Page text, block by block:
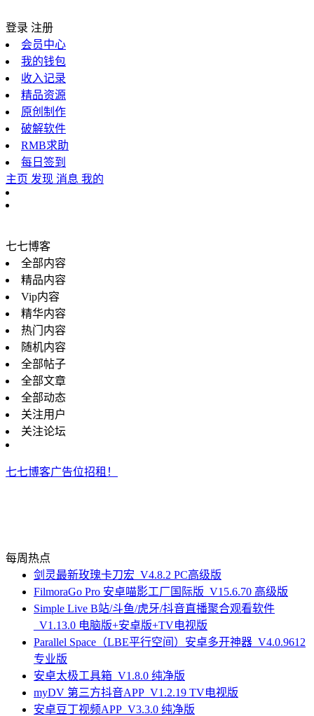
登录 注册
会员中心
我的钱包
收入记录
精品资源
原创制作
破解软件
RMB求助
每日签到
主页 发现 消息 我的
七七博客
全部内容
精品内容
Vip内容
精华内容
热门内容
随机内容
全部帖子
全部文章
全部动态
关注用户
关注论坛
七七博客广告位招租！
每周热点
剑灵最新玫瑰卡刀宏_V4.8.2 PC高级版
FilmoraGo Pro 安卓喵影工厂国际版_V15.6.70 高级版
Simple Live B站/斗鱼/虎牙/抖音直播聚合观看软件
_V1.13.0 电脑版+安卓版+TV电视版
Parallel Space（LBE平行空间）安卓多开神器_V4.0.9612
专业版
安卓太极工具箱_V1.8.0 纯净版
myDV 第三方抖音APP_V1.2.19 TV电视版
安卓豆丁视频APP_V3.3.0 纯净版